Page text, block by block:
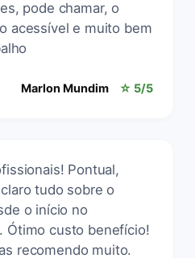
pode chamar, o
acessível e muito bem
Marlon Mundim ☆ 5/5
Pontual,
tudo sobre o
o início no
Ótimo custo benefício!
recomendo muito.